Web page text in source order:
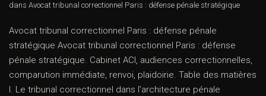
dans Avocat tribunal correctionnel Paris : défense pénale stratégique
Avocat tribunal correctionnel Paris : défense pénale
stratégique Avocat tribunal correctionnel Paris : défense
pénale stratégique. Cabinet ACI, audiences correctionnelles,
comparution immédiate, renvoi, plaidoirie. Table des matières
I. Le tribunal correctionnel dans l’architecture pénale